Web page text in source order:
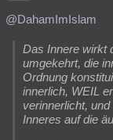
@DahamImIslam
Das Innere wirkt
umgekehrt, die
Ordnung
innerlich, WEIL
verinnerlicht,
Inneres auf die